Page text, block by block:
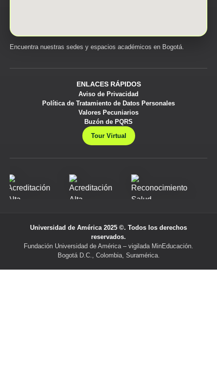
Encuentra nuestras sedes y espacios académicos en Bogotá.
ENLACES RÁPIDOS
Aviso de Privacidad
Política de Tratamiento de Datos Personales
Valores Pecuniarios
Buzón de PQRS
Tour Virtual
Universidad de América 2025 ©. Todos los derechos
reservados.
Fundación Universidad de América – vigilada MinEducación.
Bogotá D.C., Colombia, Suramérica.